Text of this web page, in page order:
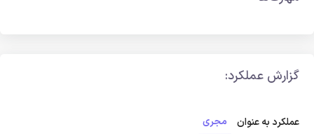
گزارش عملکرد:
عملکرد به عنوان مجری